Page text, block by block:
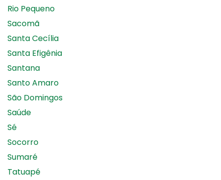
Rio Pequeno
Sacomã
Santa Cecília
Santa Efigênia
Santana
Santo Amaro
São Domingos
Saúde
Sé
Socorro
Sumaré
Tatuapé